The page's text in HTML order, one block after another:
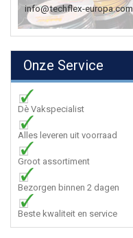
info@techflex-europa.com
Onze Service
Dè Vakspecialist
Alles leveren uit voorraad
Groot assortiment
Bezorgen binnen 2 dagen
Beste kwaliteit en service